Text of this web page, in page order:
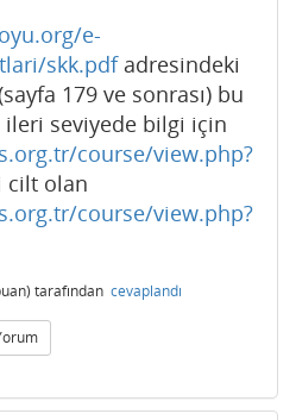
e-
skk.pdfadresindeki
179 ve sonrası) bu
seviyede bilgi için
course/view.php?
cilt olan
course/view.php?
tarafından cevaplandı